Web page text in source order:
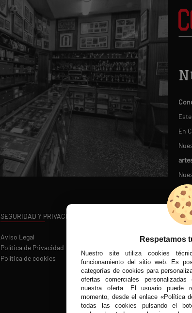
En
En
SEGURIDAD Y PRIVACIDAD
Aviso Legal
Política de Privacidad
Política de cookies
REDES SOCIALES
MÉTODOS DE PAGO
Respetamos
Nuestro site utiliza cookies
funcionamiento del sitio web. Es
categorías de cookies para
ofertas comerciales
nuestra oferta. El usuario puede
momento, desde el enlace «Política
todas las cookies pulsando el